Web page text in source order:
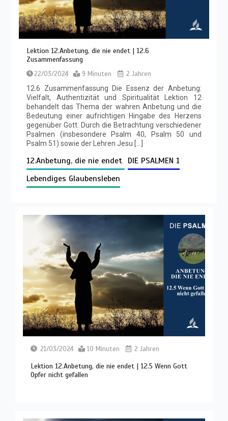
Lektion 12.Anbetung, die nie endet | 12.6
Zusammenfassung
22/03/2024 9 Minuten
2 Jahren
12.6 Zusammenfassung Die Essenz der Anbetung:
Vielfalt, Authentizität und Spiritualität Lektion 12
behandelt das Thema der wahren Anbetung und die
Bedeutung einer aufrichtigen Hingabe des Herzens
gegenüber Gott. Durch die Betrachtung verschiedener
Psalmen (insbesondere Psalm 40, Psalm 50 und
Psalm 51) sowie der Lehren Jesu […]
12.Anbetung, die nie endet DIE PSALMEN 1
Lebendiges Glaubensleben
21/03/2024 10 Minuten 2 Jahren
Lektion 12.Anbetung, die nie endet | 12.5 Wenn Gott
Opfer nicht gefallen